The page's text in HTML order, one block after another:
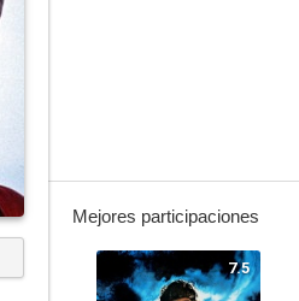
Mejores participaciones
7.5